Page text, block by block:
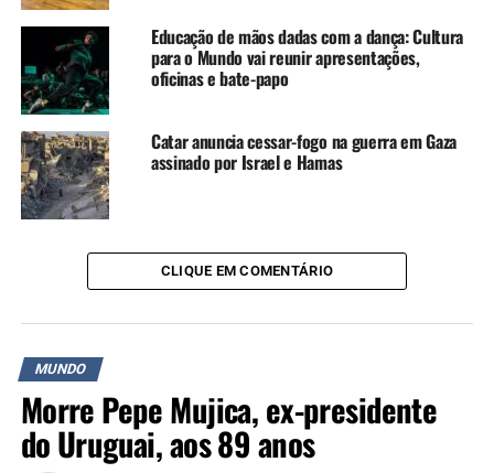
avanços. No mesmo período, os EUA classificaram o
Cartel de los Soles como organização terrorista e
acusaram Maduro de liderar o grupo.
TÓPICOS RELACIONADOS: EUA FEATURED
MADURO
MUNDO TRUMP VENEZUELA
NÃO SE ESQUEÇA
Educação de mãos dadas com a dança: Cultura
para o Mundo vai reunir apresentações,
oficinas e bate-papo
Catar anuncia cessar-fogo na guerra em Gaza
assinado por Israel e Hamas
CLIQUE EM COMENTÁRIO
MUNDO
Morre Pepe Mujica, ex-presidente
do Uruguai, aos 89 anos